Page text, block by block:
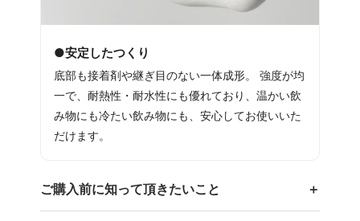
●安定したつくり
底部も接着剤や継ぎ目のない一体成形。 強度が均
一で、耐熱性・耐水性にも優れており、温かい飲
み物にも冷たい飲み物にも、安心してお使いいた
だけます。
ご購入前に知って頂きたいこと